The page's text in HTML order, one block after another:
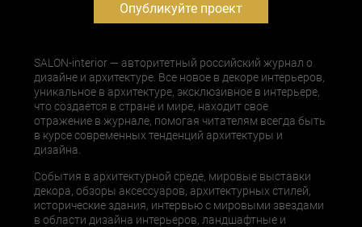
Опубликуйте проект
SALON-interior — авторитетный российский журнал о
дизайне и архитектуре. Все новое в декоре интерьеров,
уникальное в архитектуре, эксклюзивное в интерьере,
что создается в стране и мире, находит свое
отражение в журнале, помогая читателям всегда быть
в курсе современных тенденций архитектуры и
дизайна.
События в архитектурной среде, мировые выставки
декора, обзоры аксессуаров, архитектурных стилей,
исторические здания, интервью с мировыми звездами
в области дизайна интерьеров, ландшафтные и